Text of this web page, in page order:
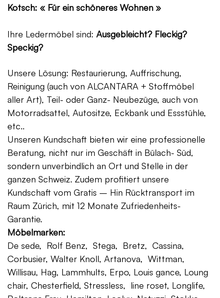
Kotsch: « Für ein schöneres Wohnen »
Ihre Ledermöbel sind: Ausgebleicht? Fleckig?
Speckig?
Unsere Lösung: Restaurierung, Auffrischung,
Reinigung (auch von ALCANTARA + Stoffmöbel
aller Art), Teil- oder Ganz- Neubezüge, auch von
Motorradsattel, Autositze, Eckbank und Essstühle,
etc..
Unseren Kundschaft bieten wir eine professionelle
Beratung, nicht nur im Geschäft in Bülach- Süd,
sondern unverbindlich an Ort und Stelle in der
ganzen Schweiz. Zudem profitiert unsere
Kundschaft vom Gratis – Hin Rücktransport im
Raum Zürich, mit 12 Monate Zufriedenheits-
Garantie.
Möbelmarken:
De sede, Rolf Benz, Stega, Bretz, Cassina,
Corbusier, Walter Knoll, Artanova, Wittman,
Willisau, Hag, Lammhults, Erpo, Louis gance, Loung
chair, Chesterfield, Stressless, line roset, Longlife,